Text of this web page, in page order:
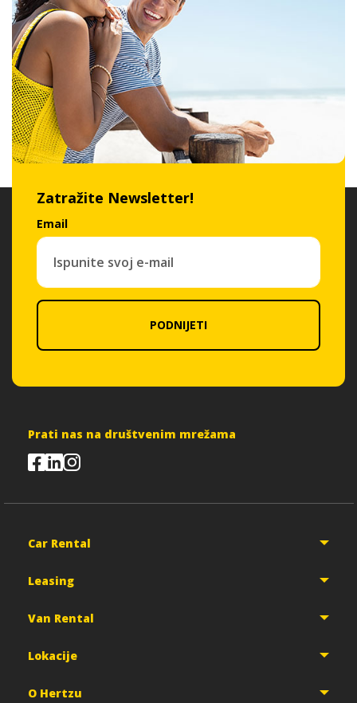
Zatražite Newsletter!
Email
PODNIJETI
Prati nas na društvenim mrežama
Car Rental
Leasing
Van Rental
Lokacije
O Hertzu